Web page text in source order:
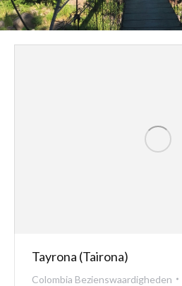
Tayrona (Tairona)
Colombia Bezienswaardigheden